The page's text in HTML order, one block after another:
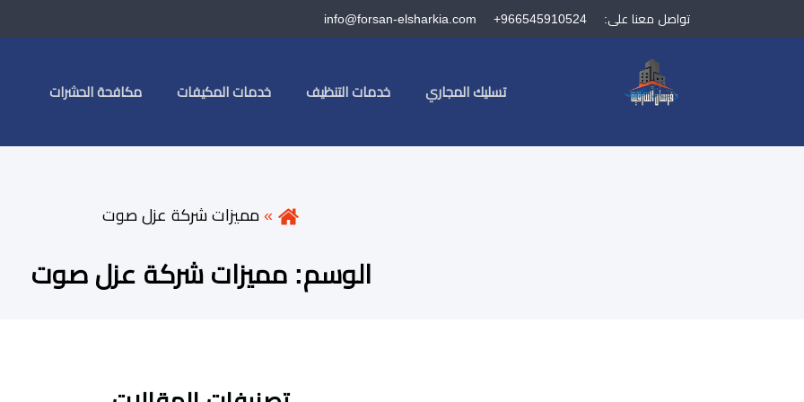
تواصل معنا على: +966545910524
info@forsan-elsharkia.com
تسليك المجاري خدمات التنظيف خدمات المكيفات مكافحة الحشرات
مميزات شركة عزل صوت
الوسم:مميزات شركة عزل صوت